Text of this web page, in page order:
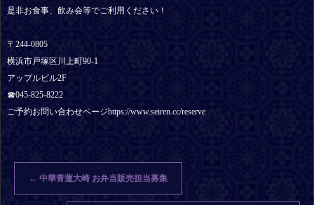
是非お食事、飲み会等でご利用ください！
〒244-0805
横浜市戸塚区川上町90-1
アップルビル2F
☎︎045-825-8222
ご予約お問い合わせページhttps://www.seiren.cc/reserve
← 中華青蓮大崎 お弁当販売担当募集